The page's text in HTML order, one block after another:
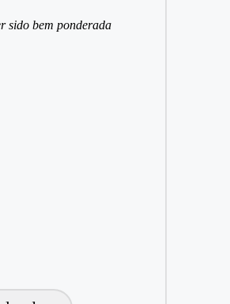
sido bem ponderada